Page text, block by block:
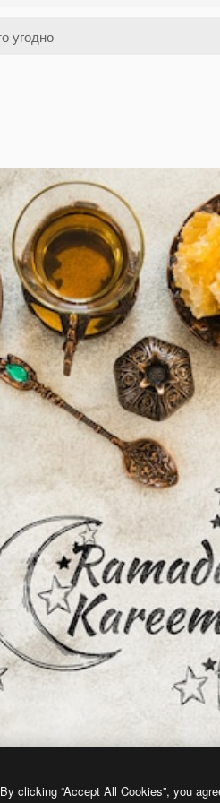
By clicking “Accept All Cookies”, you